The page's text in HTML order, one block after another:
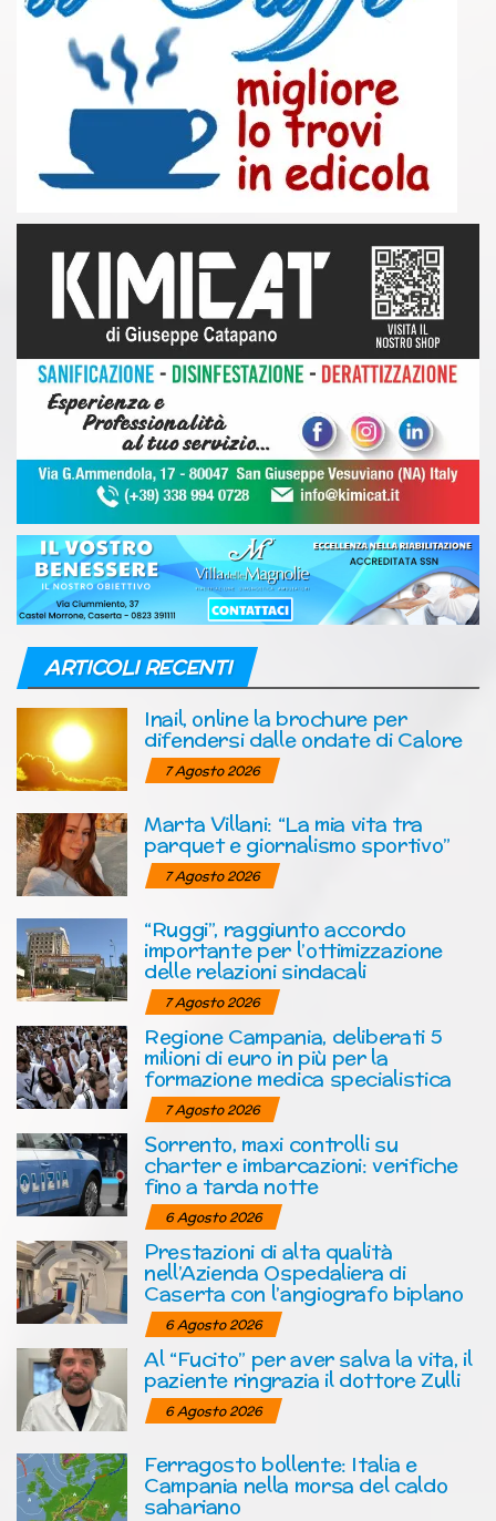
ARTICOLI RECENTI
Inail, online la brochure per
difendersi dalle ondate di Calore
7 Agosto 2026
Marta Villani: “La mia vita tra
parquet e giornalismo sportivo”
7 Agosto 2026
“Ruggi”, raggiunto accordo
importante per l’ottimizzazione
delle relazioni sindacali
7 Agosto 2026
Regione Campania, deliberati 5
milioni di euro in più per la
formazione medica specialistica
7 Agosto 2026
Sorrento, maxi controlli su
charter e imbarcazioni: verifiche
fino a tarda notte
6 Agosto 2026
Prestazioni di alta qualità
nell’Azienda Ospedaliera di
Caserta con l’angiografo biplano
6 Agosto 2026
Al “Fucito” per aver salva la vita, il
paziente ringrazia il dottore Zulli
6 Agosto 2026
Ferragosto bollente: Italia e
Campania nella morsa del caldo
sahariano